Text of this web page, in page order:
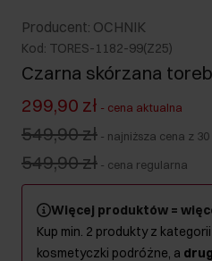
Producent: OCHNIK
Kod: TORES-1182-99(Z25)
Czarna skórzana
299,90 zł - cena aktualna
549,90 zł - najniższa cena z
549,90 zł - cena regularna
Więcej produktów =
Kup min. 2 produkty z
kosmetyczki podróżne, a